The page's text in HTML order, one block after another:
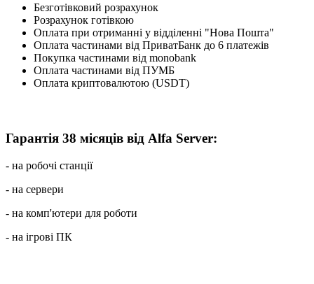
Безготівковий розрахунок
Розрахунок готівкою
Оплата при отриманні у відділенні "Нова Пошта"
Оплата частинами від ПриватБанк до 6 платежів
Покупка частинами від monobank
Оплата частинами від ПУМБ
Оплата криптовалютою (USDT)
Гарантія 38 місяців від Alfa Server:
- на робочі станції
- на сервери
- на комп'ютери для роботи
- на ігрові ПК